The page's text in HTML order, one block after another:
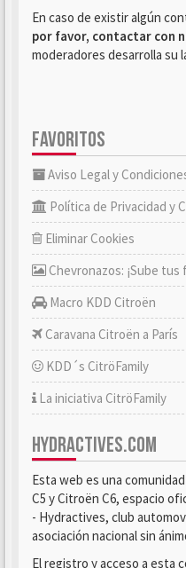
En caso de existir algún
por favor, contactar con
moderadores desarrolla su
FAVORITOS
Aviso Legal y
Política de Privacidad y
Eliminar Cookies
Chevronazos: ¡Sube
Macro KDD Citroën
Caravana Citroën a París
KDD´s CitröFamily
La iniciativa CitröFamily
HYDRACTIVES.COM
Esta web es una
C5 y Citroën C6, espacio
- Hydractives, club
asociación nacional sin
El registro y acceso a esta